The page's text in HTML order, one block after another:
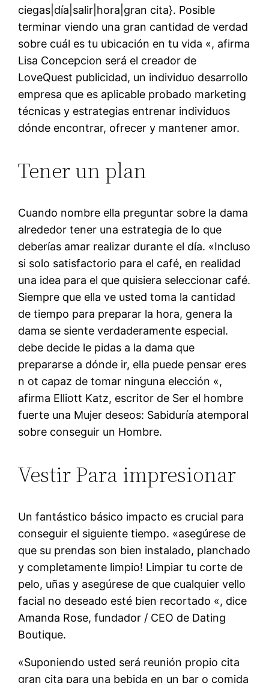
ciegas|día|salir|hora|gran cita}. Posible
terminar viendo una gran cantidad de verdad
sobre cuál es tu ubicación en tu vida «, afirma
Lisa Concepcion será el creador de
LoveQuest publicidad, un individuo desarrollo
empresa que es aplicable probado marketing
técnicas y estrategias entrenar individuos
dónde encontrar, ofrecer y mantener amor.
Tener un plan
Cuando nombre ella preguntar sobre la dama
alrededor tener una estrategia de lo que
deberías amar realizar durante el día. «Incluso
si solo satisfactorio para el café, en realidad
una idea para el que quisiera seleccionar café.
Siempre que ella ve usted toma la cantidad
de tiempo para preparar la hora, genera la
dama se siente verdaderamente especial.
debe decide le pidas a la dama que
prepararse a dónde ir, ella puede pensar eres
n ot capaz de tomar ninguna elección «,
afirma Elliott Katz, escritor de Ser el hombre
fuerte una Mujer deseos: Sabiduría atemporal
sobre conseguir un Hombre.
Vestir Para impresionar
Un fantástico básico impacto es crucial para
conseguir el siguiente tiempo. «asegúrese de
que su prendas son bien instalado, planchado
y completamente limpio! Limpiar tu corte de
pelo, uñas y asegúrese de que cualquier vello
facial no deseado esté bien recortado «, dice
Amanda Rose, fundador / CEO de Dating
Boutique.
«Suponiendo usted será reunión propio cita
gran cita para una bebida en un bar o comida